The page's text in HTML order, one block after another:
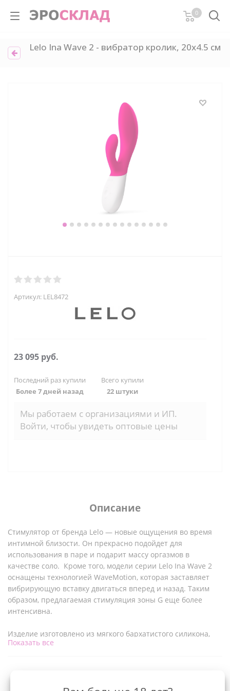
0
Lelo Ina Wave 2 - вибратор кролик, 20х4.5 см
Артикул: LEL8472
23 095 руб.
Последний раз купили
Более 7 дней назад
Всего купили
22 штуки
Мы работаем с организациями и ИП.
Войти, чтобы увидеть оптовые цены
Описание
Стимулятор от бренда Lelo — новые ощущения во время
интимной близости. Он прекрасно подойдет для
использования в паре и подарит массу оргазмов в
качестве соло. Кроме того, модели серии Lelo Ina Wave 2
оснащены технологией WaveMotion, которая заставляет
вибрирующую вставку двигаться вперед и назад. Таким
образом, предлагаемая стимуляция зоны G еще более
интенсивна.
Изделие изготовлено из мягкого бархатистого силикона,
который быстро адаптируется к температуре вашего тела
наслаждаться стимуляцией зоны G и клитора, а благодаря
Показать все